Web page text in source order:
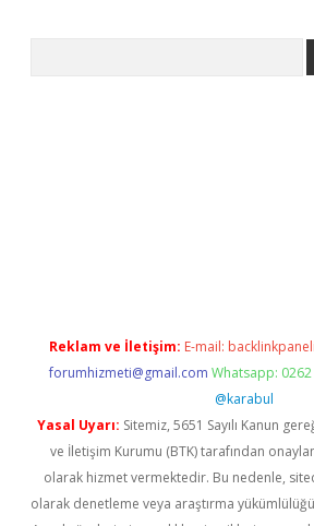
Reklam ve İletişim: E-mail:
forumhizmeti@gmail.com Whatsapp:
@karabul
Yasal Uyarı: Sitemiz, 5651 Sayılı Kanun
ve İletişim Kurumu (BTK) tarafından
olarak hizmet vermektedir. Bu nedenle,
olarak denetleme veya araştırma